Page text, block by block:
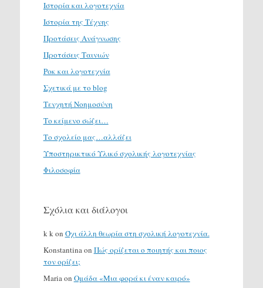
Ιστορία και λογοτεχνία
Ιστορία της Τέχνης
Προτάσεις Ανάγνωσης
Προτάσεις Ταινιών
Ροκ και λογοτεχνία
Σχετικά με το blog
Τενχητή Νοημοσύνη
Το κείμενο σώζει…
Το σχολείο μας…αλλάζει
Υποστηρικτικό Υλικό σχολικής λογοτεχνίας
Φιλοσοφία
Σχόλια και διάλογοι
k k on Όχι άλλη θεωρία στη σχολική λογοτεχνία.
Konstantina on Πώς ορίζεται ο ποιητής και ποιος
τον ορίζει;
Maria on Ομάδα «Μια φορά κι έναν καιρό»